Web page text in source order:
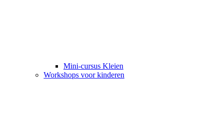
Mini-cursus Kleien
Workshops voor kinderen